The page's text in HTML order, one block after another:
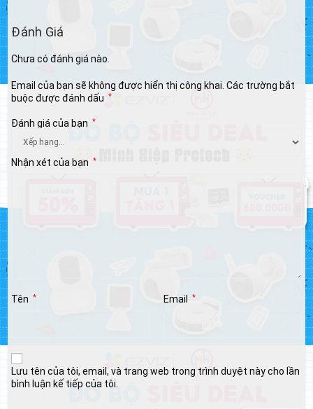
Đánh Giá
Chưa có đánh giá nào.
Email của bạn sẽ không được hiển thị công khai. Các trường bắt
buộc được đánh dấu
*
Đánh giá của bạn *
Nhận xét của bạn *
Tên * Email *
Lưu tên của tôi, email, và trang web trong trình duyệt này cho lần
bình luận kế tiếp của tôi.